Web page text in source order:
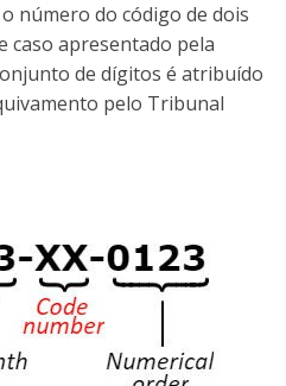
número do código de dois
caso apresentado pela
de dígitos é atribuído
pelo Tribunal